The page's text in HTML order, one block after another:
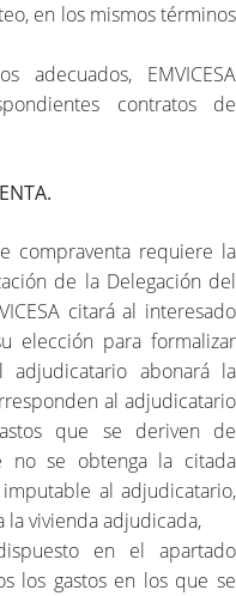
en los mismos términos
adecuados, EMVICESA
contratos de
compraventa requiere la
de la Delegación del
citará al interesado
elección para formalizar
abonará la
al adjudicatario
que se deriven de
no se obtenga la citada
al adjudicatario,
vivienda adjudicada,
en el apartado
los gastos en los que se